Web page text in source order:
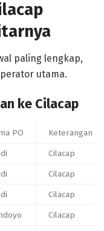
paling lengkap,
utama.
ke Cilacap
PO
Keterangan /
Cilacap
Cilacap
Cilacap
Cilacap